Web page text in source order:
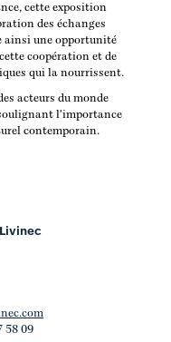
cette exposition
des échanges
ainsi une opportunité
coopération et de
qui la nourrissent.
acteurs du monde
l'importance
contemporain.
58 09